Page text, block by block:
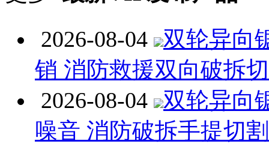
2026-08-04
双轮异向
销 消防救援双向破拆
2026-08-04
双轮异向
噪音 消防破拆手提切